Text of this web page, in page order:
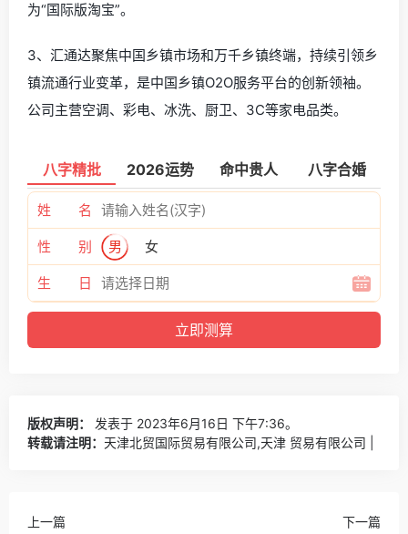
为“国际版淘宝”。
3、汇通达聚焦中国乡镇市场和万千乡镇终端，持续引领乡
镇流通行业变革，是中国乡镇O2O服务平台的创新领袖。
公司主营空调、彩电、冰洗、厨卫、3C等家电品类。
八字精批 2026运势 命中贵人 八字合婚
姓 名
性 别 男 女
生 日
版权声明：
发表于 2023年6月16日 下午7:36。
转载请注明： 天津北贸国际贸易有限公司,天津 贸易有限公司 |
上一篇 下一篇